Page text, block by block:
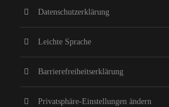
Datenschutzerklärung
Leichte Sprache
Barrierefreiheitserklärung
Privatsphäre-Einstellungen ändern